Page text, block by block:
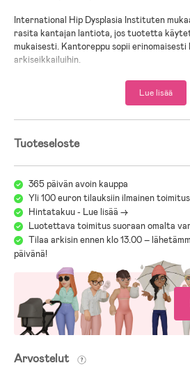
International Hip Dysplasia Instituten
rasita kantajan lantiota, jos tuotetta
mukaisesti. Kantoreppu sopii erinomaisesti
arkiseikkailuihin.
Harmony-malli täyttää standardien EN
Lue lisää
Tuoteseloste
365 päivän avoin kauppa
Yli 100 euron tilauksiin ilmainen
Hintatakuu - Lue lisää ->
Luotettava toimitus suoraan omalta
Tilaa arkisin ennen klo 13.00 –
päivänä!
Arvostelut